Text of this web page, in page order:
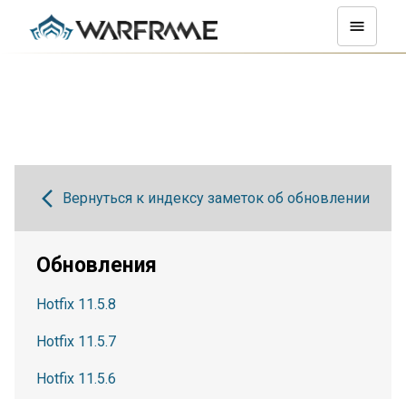
Вернуться к индексу заметок об обновлении
Обновления
Hotfix 11.5.8
Hotfix 11.5.7
Hotfix 11.5.6